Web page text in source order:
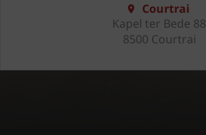
Courtrai
Kapel ter Bede 88
8500 Courtrai